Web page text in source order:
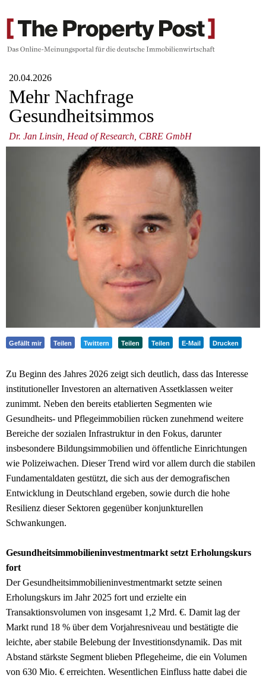
20.04.2026
Mehr Nachfrage
Gesundheitsimmos
Dr. Jan Linsin, Head of Research, CBRE GmbH
Gefällt mir Teilen Twittern Teilen Teilen E-Mail Drucken
Zu Beginn des Jahres 2026 zeigt sich deutlich, dass das Interesse
institutioneller Investoren an alternativen Assetklassen weiter
zunimmt. Neben den bereits etablierten Segmenten wie
Gesundheits- und Pflegeimmobilien rücken zunehmend weitere
Bereiche der sozialen Infrastruktur in den Fokus, darunter
insbesondere Bildungsimmobilien und öffentliche Einrichtungen
wie Polizeiwachen. Dieser Trend wird vor allem durch die stabilen
Fundamentaldaten gestützt, die sich aus der demografischen
Entwicklung in Deutschland ergeben, sowie durch die hohe
Resilienz dieser Sektoren gegenüber konjunkturellen
Schwankungen.
Gesundheitsimmobilieninvestmentmarkt setzt Erholungskurs
fort
Der Gesundheitsimmobilieninvestmentmarkt setzte seinen
Erholungskurs im Jahr 2025 fort und erzielte ein
Transaktionsvolumen von insgesamt 1,2 Mrd. €. Damit lag der
Markt rund 18 % über dem Vorjahresniveau und bestätigte die
leichte, aber stabile Belebung der Investitionsdynamik. Das mit
Abstand stärkste Segment blieben Pflegeheime, die ein Volumen
von 630 Mio. € erreichten. Wesentlichen Einfluss hatte dabei die